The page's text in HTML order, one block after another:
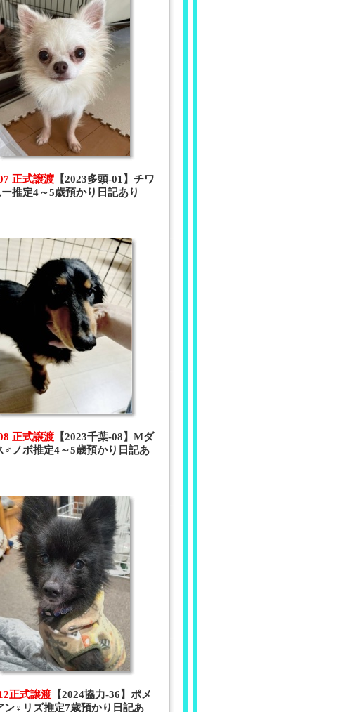
正式譲渡 【2023多頭-01】チワ
推定4～5歳預かり日記あり
正式譲渡 【2023千葉-08】Mダ
♂ノボ推定4～5歳預かり日記あ
正式譲渡 【2024協力-36】ポメ
ン♀リズ推定7歳預かり日記あ